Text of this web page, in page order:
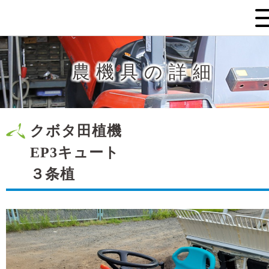
農機具の詳細
クボタ田植機
EP3キュート
３条植